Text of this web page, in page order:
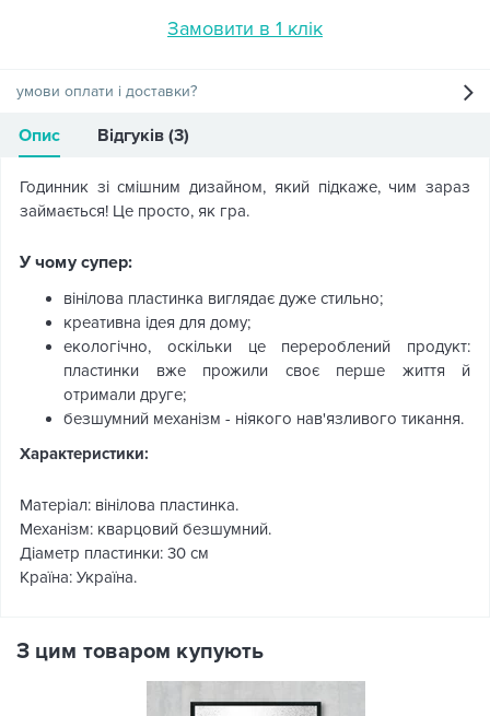
Замовити в 1 клік
умови оплати і доставки?
Опис Відгуків (3)
Годинник зі смішним дизайном, який підкаже, чим зараз
займається! Це просто, як гра.
У чому супер:
вінілова пластинка виглядає дуже стильно;
креативна ідея для дому;
екологічно, оскільки це перероблений продукт:
пластинки вже прожили своє перше життя й
отримали друге;
безшумний механізм - ніякого нав'язливого тикання.
Характеристики:
Матеріал: вінілова пластинка.
Механізм: кварцовий безшумний.
Діаметр пластинки: 30 см
Країна: Україна.
З цим товаром купують